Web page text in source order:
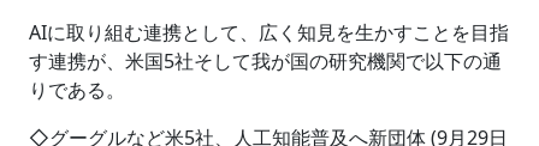
AIに取り組む連携として、広く知見を生かすことを目指
す連携が、米国5社そして我が国の研究機関で以下の通
りである。
◇グーグルなど米5社、人工知能普及へ新団体 (9月29日